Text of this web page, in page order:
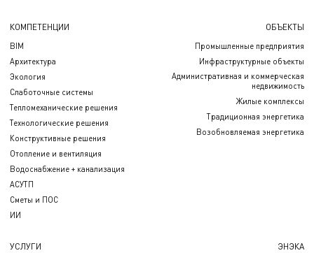
КОМПЕТЕНЦИИ
BIM
Архитектура
Экология
Слаботочные системы
Тепломеханические решения
Технологические решения
Конструктивные решения
Отопление и вентиляция
Водоснабжение + канализация
АСУТП
Сметы и ПОС
ИИ
ОБЪЕКТЫ
Промышленные предприятия
Инфраструктурные объекты
Административная и коммерческая
недвижимость
Жилые комплексы
Традиционная энергетика
Возобновляемая энергетика
УСЛУГИ ЭНЭКА